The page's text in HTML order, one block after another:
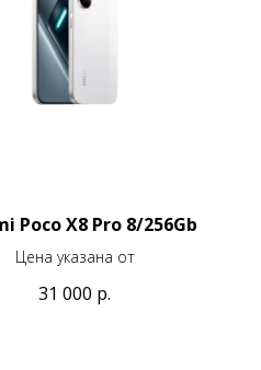
Poco X8 Pro 8/256Gb
Цена указана от
31 000 р.